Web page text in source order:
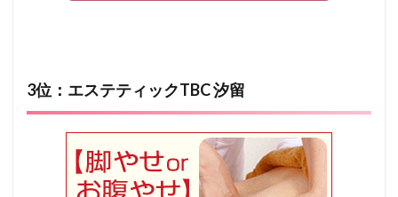
3位：エステティックTBC 汐留